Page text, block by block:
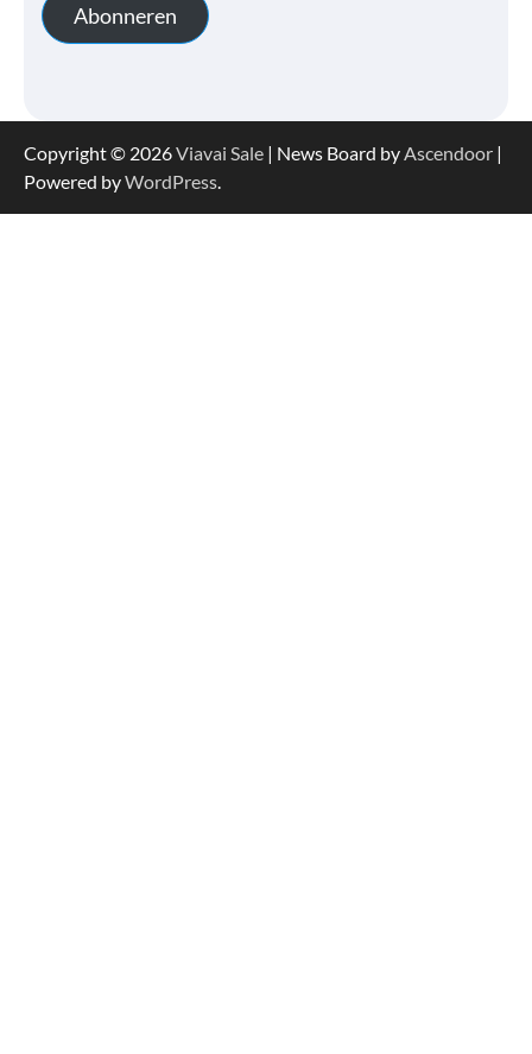
Abonneren
Copyright © 2026Viavai Sale | News Board by Ascendoor |
Powered byWordPress